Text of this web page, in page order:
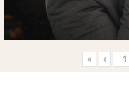
« ‹